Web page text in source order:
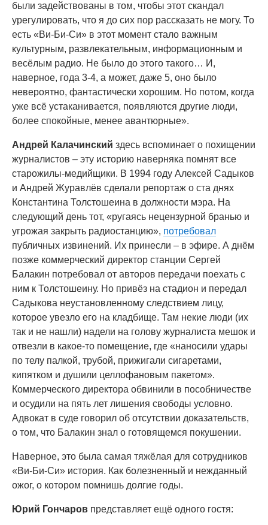
были задействованы в том, чтобы этот скандал
урегулировать, что я до сих пор рассказать не могу. То
есть «Ви-Би-Си» в этот момент стало важным
культурным, развлекательным, информационным и
весёлым радио. Не было до этого такого… И,
наверное, года 3-4, а может, даже 5, оно было
невероятно, фантастически хорошим. Но потом, когда
уже всё устаканивается, появляются другие люди,
более спокойные, менее авантюрные».
Андрей Калачинский здесь вспоминает о похищении
журналистов – эту историю наверняка помнят все
старожилы-медийщики. В 1994 году Алексей Садыков
и Андрей Журавлёв сделали репортаж о ста днях
Константина Толстошеина в должности мэра. На
следующий день тот, «ругаясь нецензурной бранью и
угрожая закрыть радиостанцию», потребовал
публичных извинений. Их принесли – в эфире. А днём
позже коммерческий директор станции Сергей
Балакин потребовал от авторов передачи поехать с
ним к Толстошеину. Но привёз на стадион и передал
Садыкова неустановленному следствием лицу,
которое увезло его на кладбище. Там некие люди (их
так и не нашли) надели на голову журналиста мешок и
отвезли в какое-то помещение, где «наносили удары
по телу палкой, трубой, прижигали сигаретами,
кипятком и душили целлофановым пакетом».
Коммерческого директора обвинили в пособничестве
и осудили на пять лет лишения свободы условно.
Адвокат в суде говорил об отсутствии доказательств,
о том, что Балакин знал о готовящемся покушении.
Наверное, это была самая тяжёлая для сотрудников
«Ви-Би-Си» история. Как болезненный и нежданный
ожог, о котором помнишь долгие годы.
Юрий Гончаров представляет ещё одного гостя: